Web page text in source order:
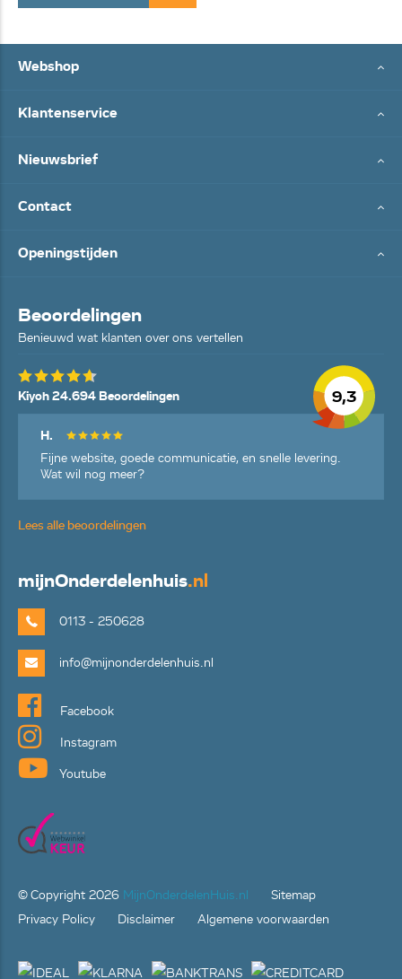
Webshop
Klantenservice
Nieuwsbrief
Contact
Openingstijden
Beoordelingen
Benieuwd wat klanten over ons vertellen
9,3
Kiyoh 24.694 Beoordelingen
H.
Fijne website, goede communicatie, en snelle levering.
Wat wil nog meer?
Lees alle beoordelingen
mijnOnderdelenhuis.nl
0113 - 250628
info@mijnonderdelenhuis.nl
Facebook
Instagram
Youtube
© Copyright 2026 MijnOnderdelenHuis.nl
Sitemap
Privacy Policy
Disclaimer Algemene voorwaarden